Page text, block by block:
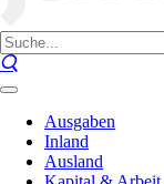
Ausgaben
Inland
Ausland